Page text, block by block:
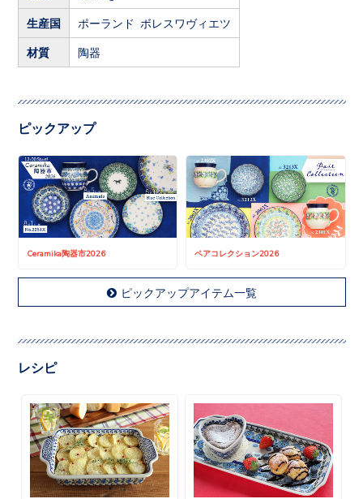
生産国 ポーランド ボレスワヴィエツ
材質 陶器
ピックアップ
Ceramika陶器市2026 ペアコレクション2026
ピックアップアイテム一覧
レシピ